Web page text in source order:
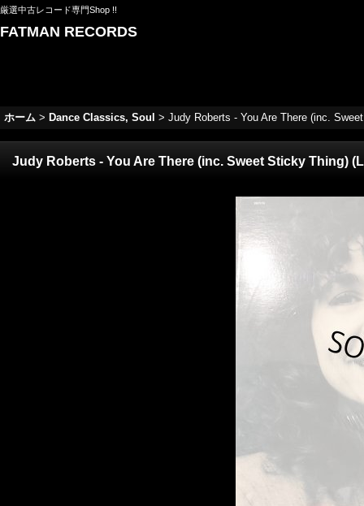
厳選中古レコード専門Shop !!
FATMAN RECORDS
ホーム > Dance Classics, Soul > Judy Roberts - You Are There (inc.
Judy Roberts - You Are There (inc. Sweet Sticky Thing)